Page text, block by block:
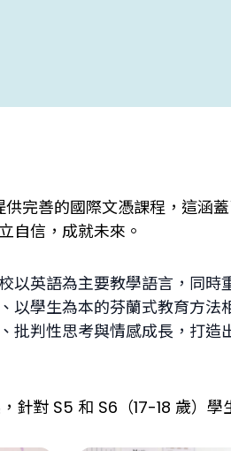
完善的國際文憑課程，這涵
自信，成就未來。
以英語為主要教學語言，同
以學生為本的芬蘭式教育方
批判性思考與情感成長，打
對 S5 和 S6（17-18 歲）學